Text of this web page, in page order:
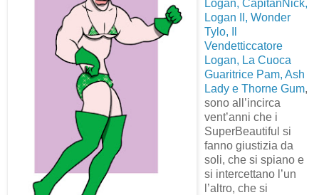
Logan, CapitanNick,
Logan II, Wonder
Tylo, Il
Vendetticcatore
Logan, La Cuoca
Guaritrice Pam, Ash
Lady e Thorne Gum,
sono all’incirca
vent’anni che i
SuperBeautiful si
fanno giustizia da
soli, che si spiano e
si intercettano l’un
l’altro, che si